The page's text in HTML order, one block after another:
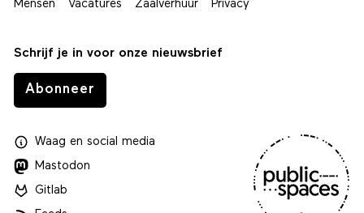
Mensen Vacatures Zaalverhuur Privacy
Schrijf je in voor onze nieuwsbrief
Abonneer
Waagen social media
Mastodon
Gitlab